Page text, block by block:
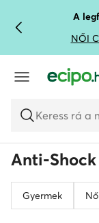
UGRÁS A FŐ
UGRÁS A
A
NŐI
Keress rá a
Anti-Shock
Gyermek